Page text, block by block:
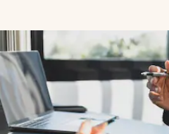
Streaming
PC y mobile
Lifestyle
USA